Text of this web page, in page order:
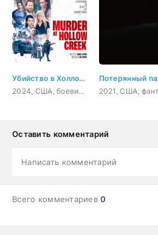
Убийство в Холлоу Крик
2024, США, боевик, триллер, комедия
Оставить комментарий
Написать комментарий
Всего комментариев0